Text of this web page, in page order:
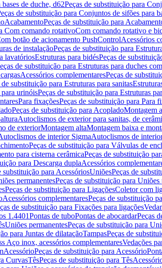
de duche, d62Peças de substituição para
de substituição para Conjuntos de sifões para
AcabamentoPeças de substituição para
Com comando rotativoCom comando rotativo e
botão de acionamento PushControlAcessórios
de instalaçãoPeças de substituição para
lavatóriosEstruturas para bidésPeças de
de substituição para Estruturas para duches
Acessórios complementaresPeças de
de substituição para Estruturas para sanitas
urinóisPeças de substituição para Estruturas
Para fixaçõesPeças de substituição para Para
Peças de substituição para AcopladoMontagem
Autoclismos de exterior para sanitas, de
de exteriorMontagem altaMontagem baixa e
de interior SigmaAutoclismos de
Peças de substituição para Válvulas de
para cisterna cerâmicaPeças de substituição
para Descarga duplaAcessórios
substituição para AcessóriosUniõesPeças de
permanentesPeças de substituição para Uniões
Peças de substituição para LigaçõesColetor com
Acessórios complementaresPeças de substituição
de substituição para Fixações para ligações
1.4401Pontas de tuboPontas de abocardarPeças
Uniões permanentesPeças de substituição para
para Juntas de dilataçãoTampasPeças de
Aço inox, acessórios complementaresVedações
AcessórioPeças de substituição para Acessório
CurvasTêsPeças de substituição para Tês